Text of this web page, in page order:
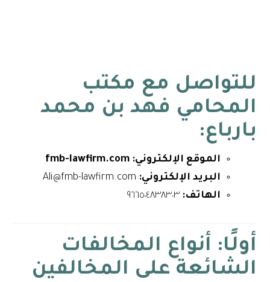
للتواصل مع مكتب
المحامي فهد بن محمد
بارباع:
الموقع الإلكتروني: fmb-lawfirm.com
البريد الإلكتروني: Ali@fmb-lawfirm.com
الهاتف: ٩٦٦٥٠٤٨٣٨٣٠٣
أولًا: أنواع المخالفات
الشائعة على المخالفين